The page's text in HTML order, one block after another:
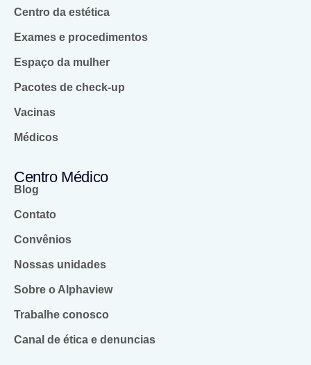
Centro da estética
Exames e procedimentos
Espaço da mulher
Pacotes de check-up
Vacinas
Médicos
Centro Médico
Blog
Contato
Convênios
Nossas unidades
Sobre o Alphaview
Trabalhe conosco
Canal de ética e denuncias